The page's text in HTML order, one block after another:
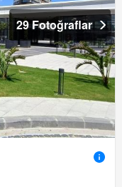
29 Fotoğraflar